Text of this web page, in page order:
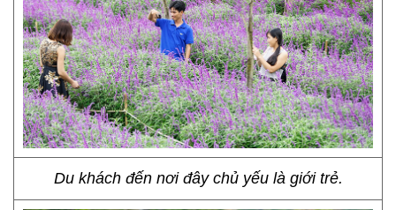
Du khách đến nơi đây chủ yếu là giới trẻ.